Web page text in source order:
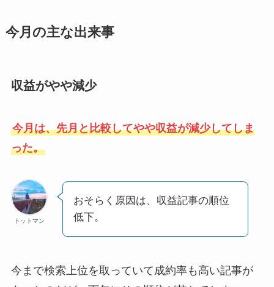
今月の主な出来事
収益がやや減少
今月は、先月と比較してやや収益が減少してしま
った。
トットマン
おそらく原因は、収益記事の順位
低下。
今まで検索上位を取っていて成約率も高い記事が